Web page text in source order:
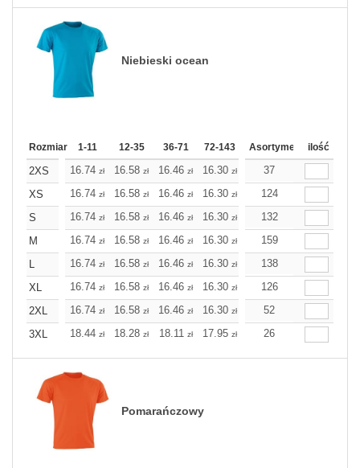
Niebieski ocean
Rozmiar 1-11 12-35 36-71 72-143 144-287 288 Dodaj
Asortyment ilość
2XS 16.74 zł 16.58 zł 16.46 zł 16.30 zł 16.14
37
XS
16.74 zł 16.58 zł 16.46 zł 16.30 zł 16.14zł
124
S
16.74 zł 16.58 zł 16.46 zł 16.30 zł 16.14zł
132
M
16.74 zł 16.58 zł 16.46 zł 16.30 zł 16.14zł
159
L
16.74 zł 16.58 zł 16.46 zł 16.30 zł 16.14zł
138
XL
16.74 zł 16.58 zł 16.46 zł 16.30 zł 16.14zł
126
2XL
16.74 zł 16.58 zł 16.46 zł 16.30 zł 16.14
52
3XL
18.44 zł 18.28 zł 18.11 zł 17.95 zł 17.79
26
Pomarańczowy